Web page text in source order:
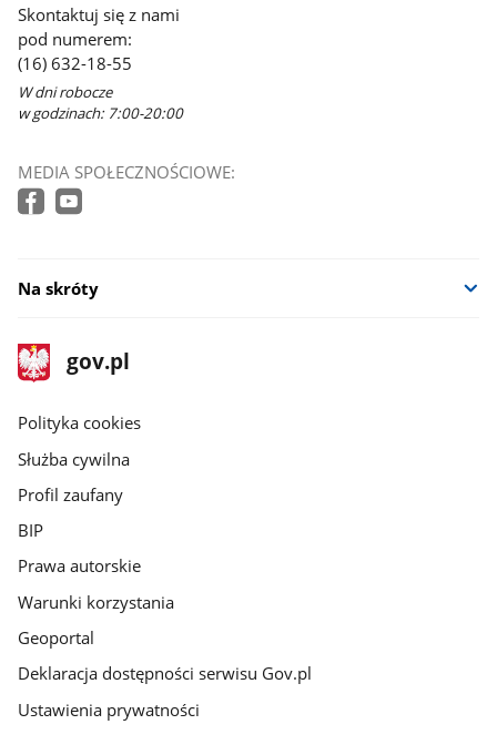
Skontaktuj się z nami
pod numerem:
(16) 632-18-55
W dni robocze
w godzinach: 7:00-20:00
MEDIA SPOŁECZNOŚCIOWE:
Na skróty
stopka
gov.pl
Strona
gov.pl
gov.pl
Polityka cookies
Służba cywilna
Profil zaufany
BIP
Prawa autorskie
Warunki korzystania
Geoportal
Deklaracja dostępności serwisu Gov.pl
Ustawienia prywatności